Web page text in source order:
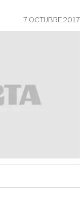
7 OCTUBRE 2017